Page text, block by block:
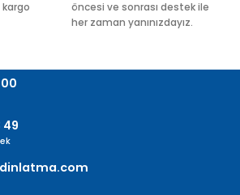
öncesi ve sonrası destek ile
her zaman yanınızdayız.
49